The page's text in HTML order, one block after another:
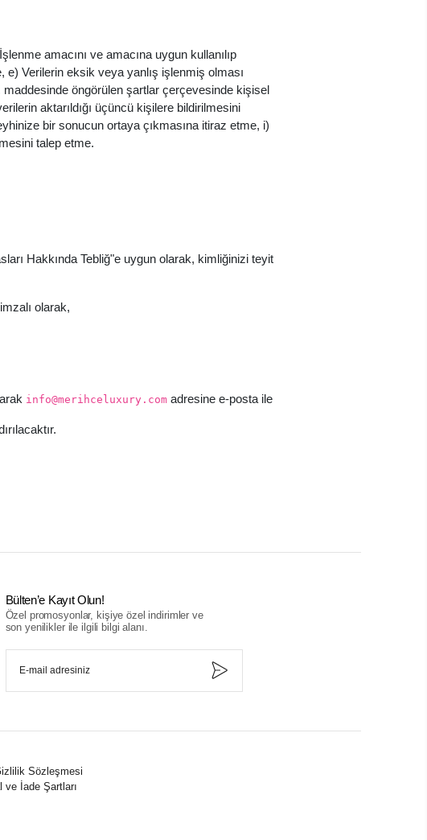
amacını ve amacına uygun kullanılıp
e) Verilerin eksik veya yanlış işlenmiş olması
öngörülen şartlar çerçevesinde kişisel
aktarıldığı üçüncü kişilere bildirilmesini
bir sonucun ortaya çıkmasına itiraz etme, i)
talep etme.
Hakkında Tebliğ"e uygun olarak, kimliğinizi teyit
olarak,
info@merihceluxury.com adresine e-posta ile
Bülten’e Kayıt Olun!
Özel promosyonlar, kişiye özel indirimler ve
son yenilikler ile ilgili bilgi alanı.
Sözleşmesi
ve İade Şartları